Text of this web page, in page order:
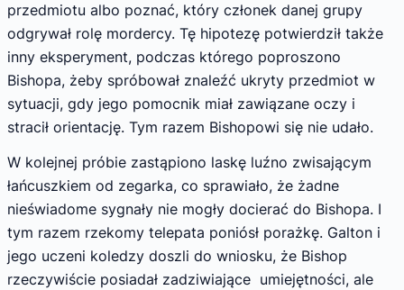
przedmiotu albo poznać, który członek danej grupy
odgrywał rolę mordercy. Tę hipotezę potwierdził także
inny eksperyment, podczas którego poproszono
Bishopa, żeby spróbował znaleźć ukryty przedmiot w
sytuacji, gdy jego pomocnik miał zawiązane oczy i
stracił orientację. Tym razem Bishopowi się nie udało.
W kolejnej próbie zastąpiono laskę luźno zwisającym
łańcuszkiem od zegarka, co sprawiało, że żadne
nieświadome sygnały nie mogły docierać do Bishopa. I
tym razem rzekomy telepata poniósł porażkę. Galton i
jego uczeni koledzy doszli do wniosku, że Bishop
rzeczywiście posiadał zadziwiające umiejętności, ale